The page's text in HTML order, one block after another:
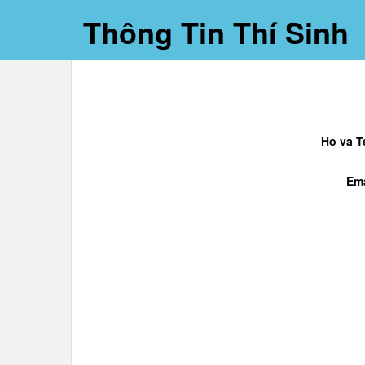
Thông Tin Thí Sinh
Ho va